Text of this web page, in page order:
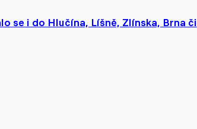
se i do Hlučína, Líšně, Zlínska, Brna či